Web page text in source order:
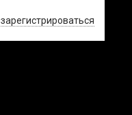
зарегистрироваться